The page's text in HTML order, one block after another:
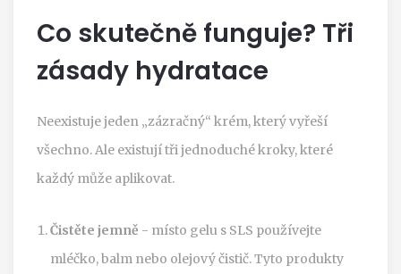
Co skutečně funguje? Tři
zásady hydratace
Neexistuje jeden „zázračný“ krém, který vyřeší
všechno. Ale existují tři jednoduché kroky, které
každý může aplikovat.
Čistěte jemně - místo gelu s SLS používejte
mléčko, balm nebo olejový čistič. Tyto produkty